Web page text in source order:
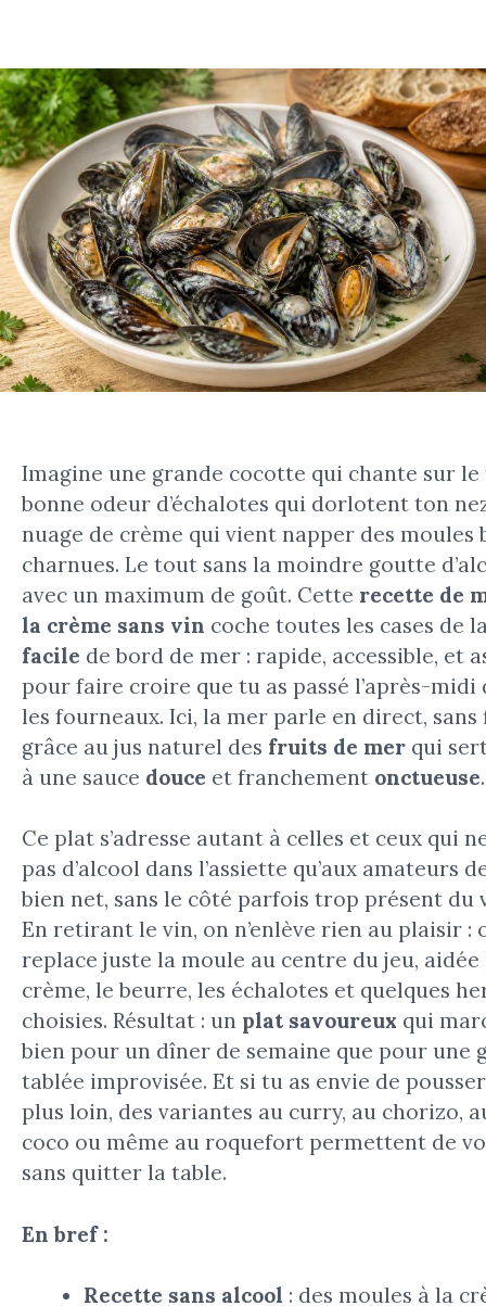
Imagine une grande cocotte qui chante sur le
bonne odeur d’échalotes qui dorlotent ton
nuage de crème qui vient napper des moules
charnues. Le tout sans la moindre goutte
avec un maximum de goût. Cette recette de
la crème sans vin coche toutes les cases de
facile de bord de mer : rapide, accessible, et
pour faire croire que tu as passé l’après-
les fourneaux. Ici, la mer parle en direct,
grâce au jus naturel des fruits de mer qui
à une sauce douce et franchement onctueuse.
Ce plat s’adresse autant à celles et ceux qui
pas d’alcool dans l’assiette qu’aux amateurs
bien net, sans le côté parfois trop présent du
En retirant le vin, on n’enlève rien au plaisir :
replace juste la moule au centre du jeu,
crème, le beurre, les échalotes et quelques
choisies. Résultat : un plat savoureux qui
bien pour un dîner de semaine que pour une
tablée improvisée. Et si tu as envie de
plus loin, des variantes au curry, au chorizo,
coco ou même au roquefort permettent de
sans quitter la table.
En bref :
Recette sans alcool : des moules à la